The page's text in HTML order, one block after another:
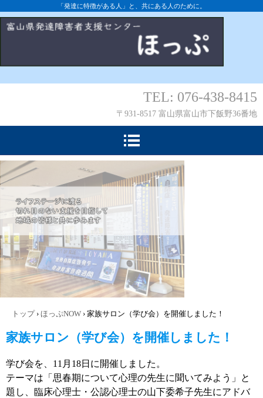
「発達に特徴がある人」と、共にある人のために。
TEL: 076-438-8415
〒931-8517 富山県富山市下飯野36番地
トップ › ほっぷNOW › 家族サロン（学び会）を開催しました！
家族サロン（学び会）を開催しました！
学び会を、11月18日に開催しました。
テーマは「思春期について心理の先生に聞いてみよう」と
題し、臨床心理士・公認心理士の山下委希子先生にアドバ